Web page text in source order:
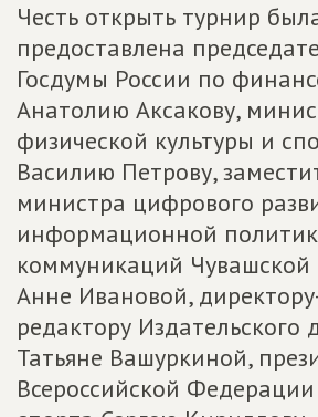
Честь открыть турнир
предоставлена
Госдумы России по
Анатолию Аксакову,
физической культуры и
Василию Петрову,
министра цифрового
информационной
коммуникаций Чувашской
Анне Ивановой,
редактору
Татьяне Вашуркиной,
Всероссийской Федерации